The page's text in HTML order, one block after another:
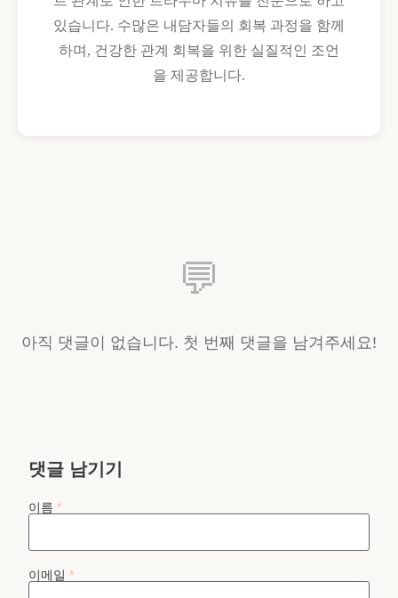
있습니다. 수많은 내담자들의 회복 과정을 함께
하며, 건강한 관계 회복을 위한 실질적인 조언
을 제공합니다.
💬
아직 댓글이 없습니다. 첫 번째 댓글을 남겨주세요!
댓글 남기기
이름 *
이메일 *